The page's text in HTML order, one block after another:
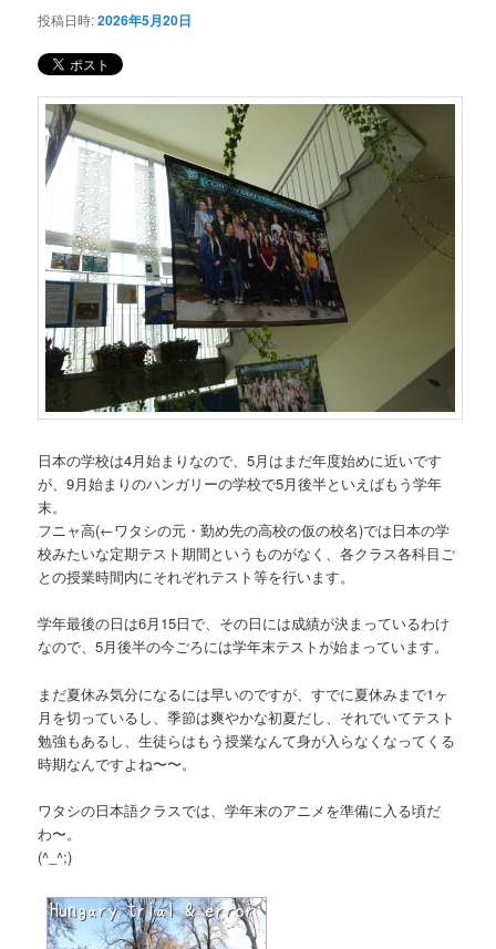
テ
ン
ツ
へ
動
投稿日時:2026年5月20日
日本の学校は4月始まりなので、5月はまだ年度始めに近いです
が、9月始まりのハンガリーの学校で5月後半といえばもう学年
末。
フニャ高(←ワタシの元・勤め先の高校の仮の校名)では日本の学
校みたいな定期テスト期間というものがなく、各クラス各科目ご
との授業時間内にそれぞれテスト等を行います。
学年最後の日は6月15日で、その日には成績が決まっているわけ
なので、5月後半の今ごろには学年末テストが始まっています。
まだ夏休み気分になるには早いのですが、すでに夏休みまで1ヶ
月を切っているし、季節は爽やかな初夏だし、それでいてテスト
勉強もあるし、生徒らはもう授業なんて身が入らなくなってくる
時期なんですよね〜〜。
ワタシの日本語クラスでは、学年末のアニメを準備に入る頃だ
わ〜。
(^_^;)